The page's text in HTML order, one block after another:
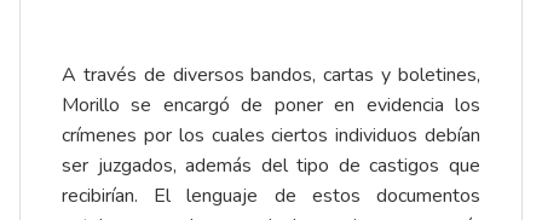
A través de diversos bandos, cartas y boletines,
Morillo se encargó de poner en evidencia los
crímenes por los cuales ciertos individuos debían
ser juzgados, además del tipo de castigos que
recibirían. El lenguaje de estos documentos